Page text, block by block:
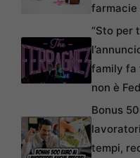
farmacie
“Sto per
family fa
non è
Bonus
tempi,